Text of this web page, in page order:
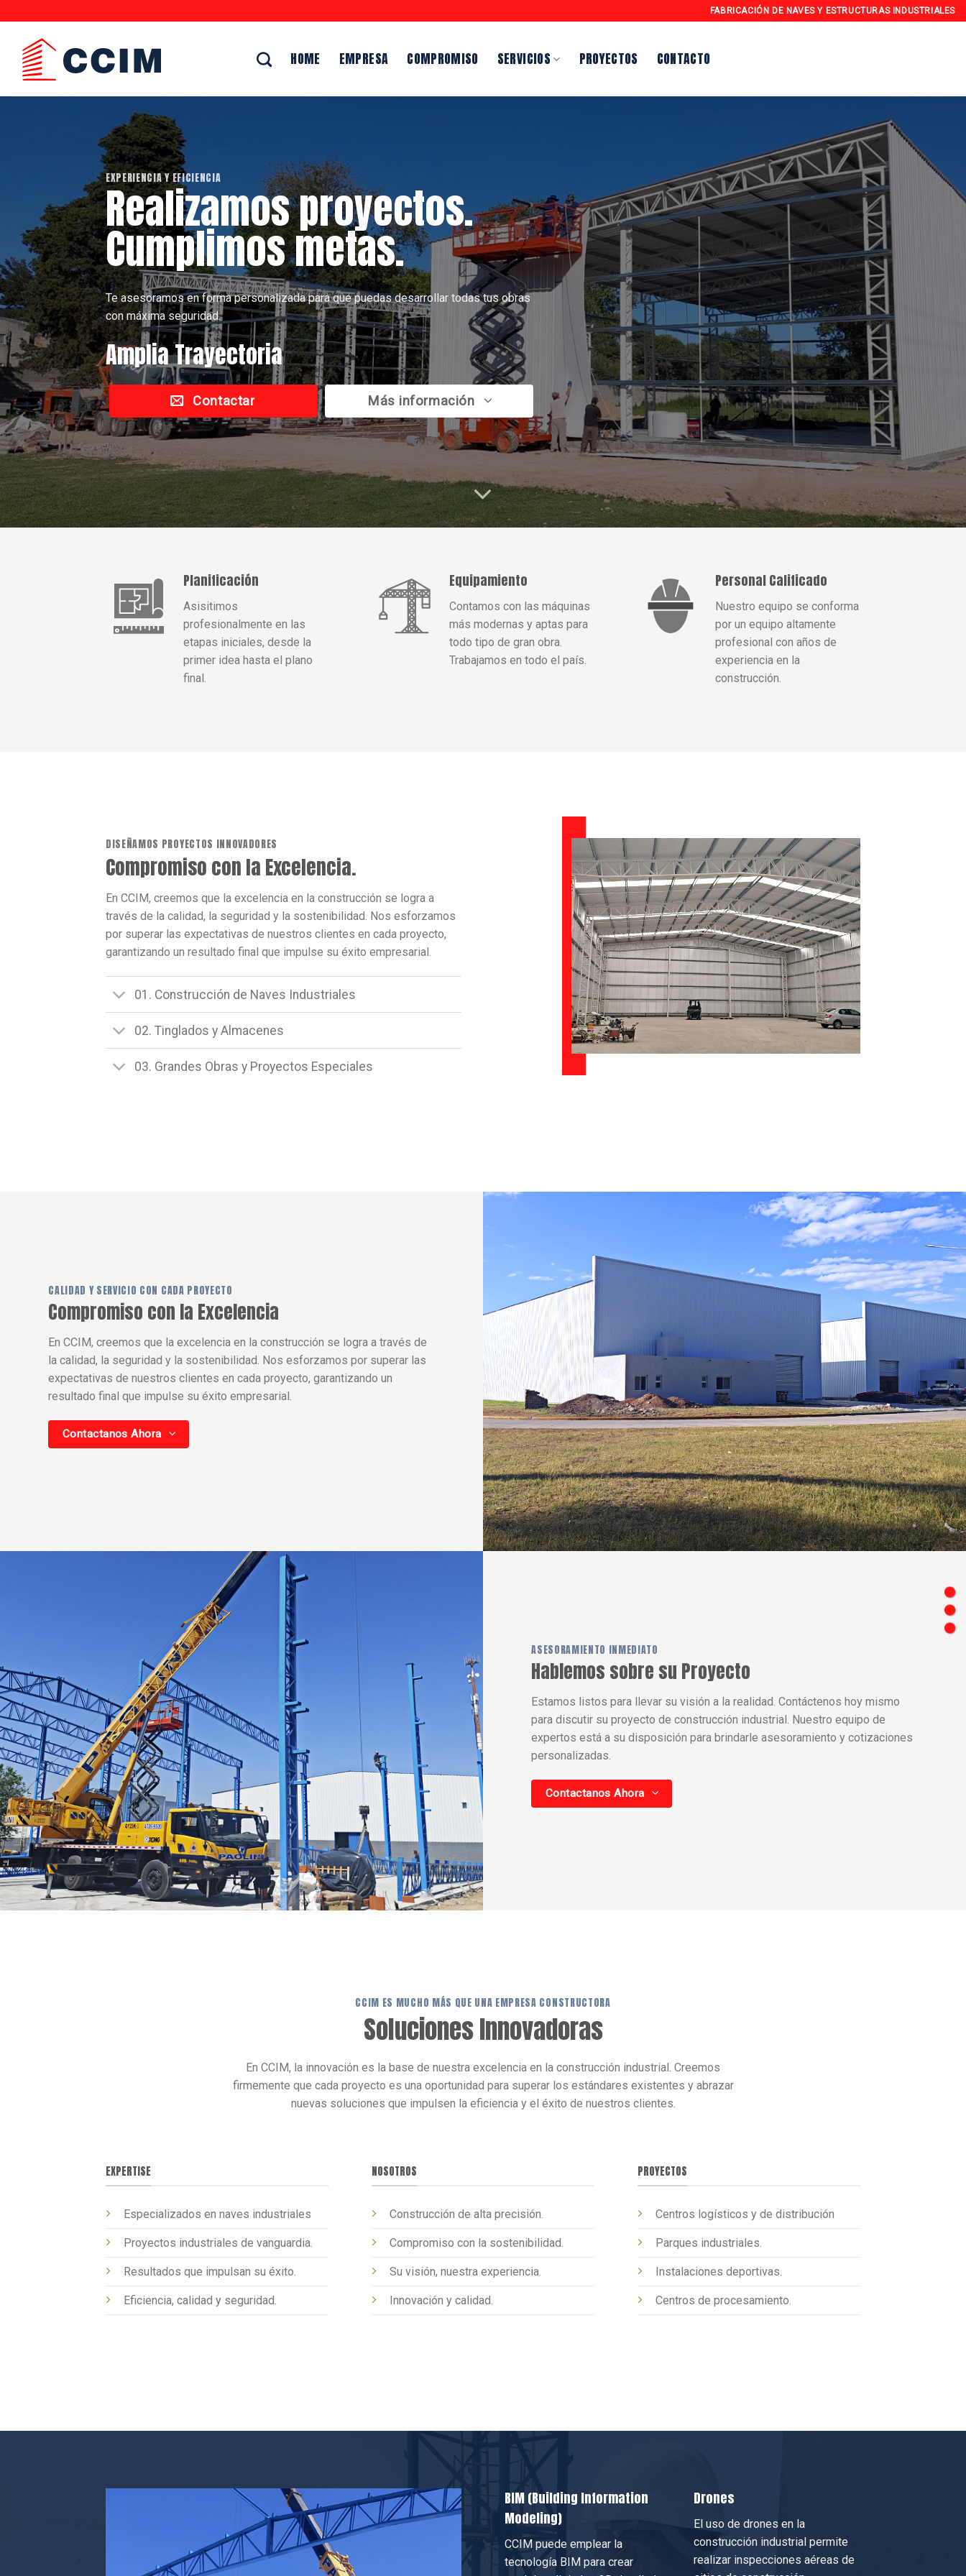
al
contenido
FABRICACIÓN DE NAVES Y ESTRUCTURAS INDUSTRIALES
HOME EMPRESA COMPROMISO SERVICIOS PROYECTOS CONTACTO
EXPERIENCIA Y EFICIENCIA
Realizamos proyectos.
Cumplimos metas.
Te asesoramos en forma personalizada para que puedas desarrollar todas tus obras
con máxima seguridad.
Amplia Trayectoria
Contactar Más información
Planificación
Asisitimos
profesionalmente en las
etapas iniciales, desde la
primer idea hasta el plano
final.
Equipamiento
Contamos con las máquinas
más modernas y aptas para
todo tipo de gran obra.
Trabajamos en todo el país.
Personal Calificado
Nuestro equipo se conforma
por un equipo altamente
profesional con años de
experiencia en la
construcción.
DISEÑAMOS PROYECTOS INNOVADORES
Compromiso con la Excelencia.
En CCIM, creemos que la excelencia en la construcción se logra a
través de la calidad, la seguridad y la sostenibilidad. Nos esforzamos
por superar las expectativas de nuestros clientes en cada proyecto,
garantizando un resultado final que impulse su éxito empresarial.
01. Construcción de Naves Industriales
02. Tinglados y Almacenes
03. Grandes Obras y Proyectos Especiales
CALIDAD Y SERVICIO CON CADA PROYECTO
Compromiso con la Excelencia
En CCIM, creemos que la excelencia en la construcción se logra a través de
la calidad, la seguridad y la sostenibilidad. Nos esforzamos por superar las
expectativas de nuestros clientes en cada proyecto, garantizando un
resultado final que impulse su éxito empresarial.
Contactanos Ahora
ASESORAMIENTO INMEDIATO
Hablemos sobre su Proyecto
Estamos listos para llevar su visión a la realidad. Contáctenos hoy mismo
para discutir su proyecto de construcción industrial. Nuestro equipo de
expertos está a su disposición para brindarle asesoramiento y cotizaciones
personalizadas.
Contactanos Ahora
CCIM ES MUCHO MÁS QUE UNA EMPRESA CONSTRUCTORA
Soluciones Innovadoras
En CCIM, la innovación es la base de nuestra excelencia en la construcción industrial. Creemos
firmemente que cada proyecto es una oportunidad para superar los estándares existentes y abrazar
nuevas soluciones que impulsen la eficiencia y el éxito de nuestros clientes.
EXPERTISE
Especializados en naves industriales
Proyectos industriales de vanguardia.
Resultados que impulsan su éxito.
Eficiencia, calidad y seguridad.
NOSOTROS
Construcción de alta precisión.
Compromiso con la sostenibilidad.
Su visión, nuestra experiencia.
Innovación y calidad.
PROYECTOS
Centros logísticos y de distribución
Parques industriales.
Instalaciones deportivas.
Centros de procesamiento.
BIM (Building Information
Modeling)
CCIM puede emplear la
tecnología BIM para crear
Drones
El uso de drones en la
construcción industrial permite
realizar inspecciones aéreas de